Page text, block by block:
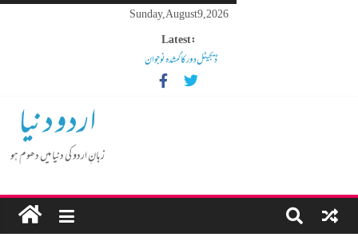
Sunday, August 9, 2026
Latest:
ڈیجیٹل دور کا گمشدہ نوجوان
مہنگائی کا بوجھ پس رہا ہے مڈل کلاس انسان
کم عمر لڑکوں میں بڑھتی ہوئی نشے کی لت
گوشالہ کی زمین بتا کر سوسالہ پرانے قبرستان پر انتظامیہ نے چلا دیااردو دنیا
زبانِ اردو کی دنیا میں دھوم ہو